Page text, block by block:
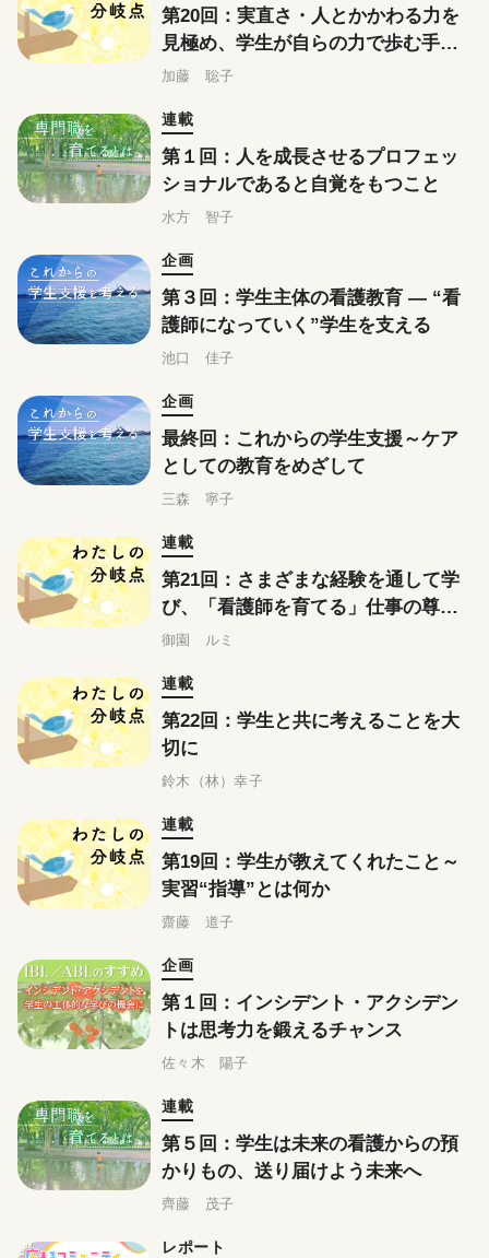
第20回：実直さ・人とかかわる力を
見極め、学生が自らの力で歩む手助
けをする
加藤 聡子
連載
第１回：人を成長させるプロフェッ
ショナルであると自覚をもつこと
水方 智子
企画
第３回：学生主体の看護教育 ― “看
護師になっていく”学生を支える
池口 佳子
企画
最終回：これからの学生支援～ケア
としての教育をめざして
三森 寧子
連載
第21回：さまざまな経験を通して学
び、「看護師を育てる」仕事の尊さ
を実感する
御園 ルミ
連載
第22回：学生と共に考えることを大
切に
鈴木（林）幸子
連載
第19回：学生が教えてくれたこと～
実習“指導”とは何か
齋藤 道子
企画
第１回：インシデント・アクシデン
トは思考力を鍛えるチャンス
佐々木 陽子
連載
第５回：学生は未来の看護からの預
かりもの、送り届けよう未来へ
齊藤 茂子
レポート